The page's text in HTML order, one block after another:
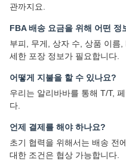
관까지요.
FBA 배송 요금을 위해 어떤 정
부피, 무게, 상자 수, 상품 이름
세한 포장 정보가 필요합니다.
어떻게 지불을 할 수 있나요?
우리는 알리바바를 통해 T/T,
다.
언제 결제를 해야 하나요?
초기 협력을 위해서는 배송 전
대한 조건은 협상 가능합니다.